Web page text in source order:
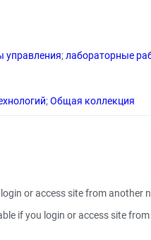
управления;лабораторные
;Общая коллекция
or access site from another
if you login or access site